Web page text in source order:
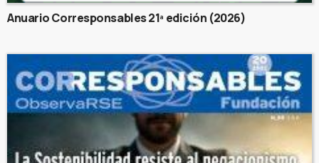
Anuario Corresponsables 21ª edición (2026)